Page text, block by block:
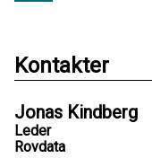
Kontakter
Jonas Kindberg
Leder
Rovdata